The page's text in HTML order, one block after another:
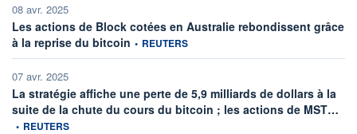
08 avr. 2025
Les actions de Block cotées en Australie rebondissent grâce
à la reprise du bitcoin information fournie par
• REUTERS
07 avr. 2025
La stratégie affiche une perte de 5,9 milliards de dollars à la
suite de la chute du cours du bitcoin ; les actions de MST…
• REUTERS